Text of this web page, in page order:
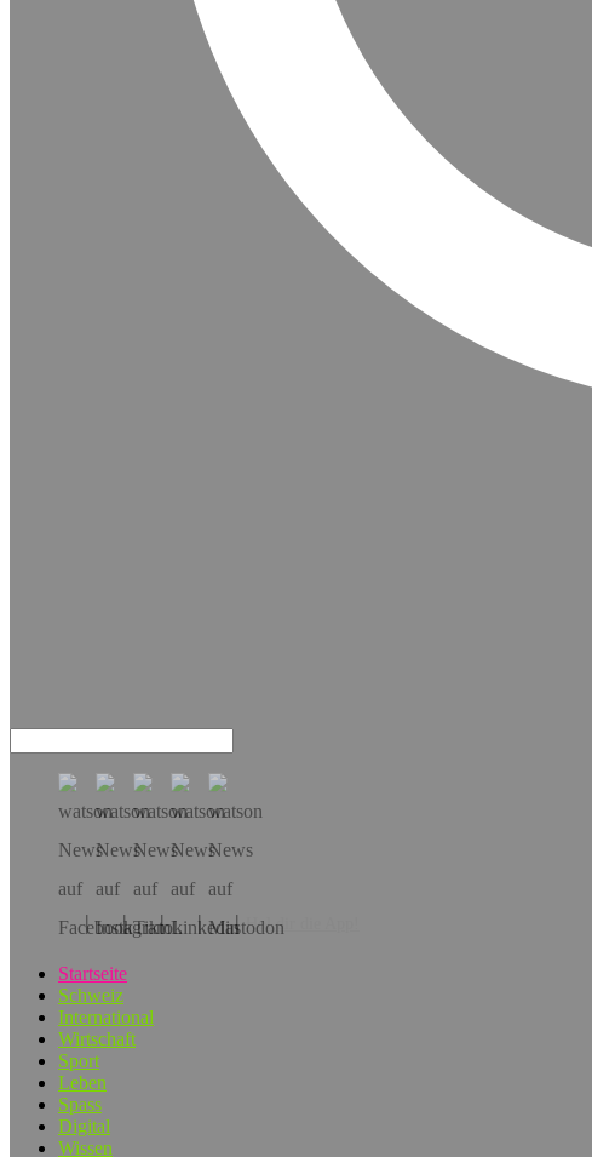
Hol dir die App!
Startseite
Schweiz
International
Wirtschaft
Sport
Leben
Spass
Digital
Wissen